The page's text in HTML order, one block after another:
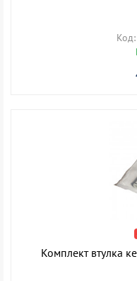
Комплект втулка